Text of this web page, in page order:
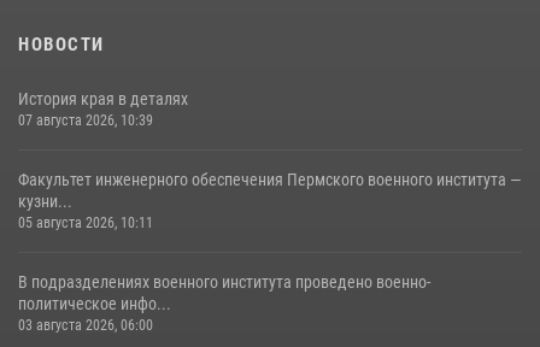
НОВОСТИ
История края в деталях
07 августа 2026, 10:39
Факультет инженерного обеспечения Пермского военного института —
кузни...
05 августа 2026, 10:11
В подразделениях военного института проведено военно-
политическое инфо...
03 августа 2026, 06:00